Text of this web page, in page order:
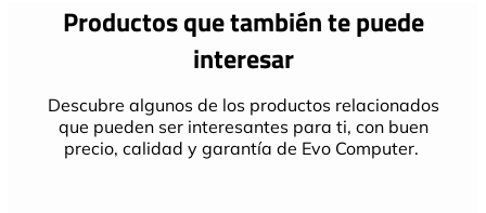
Productos que también te puede
interesar
Descubre algunos de los productos relacionados
que pueden ser interesantes para ti, con buen
precio, calidad y garantía de Evo Computer.